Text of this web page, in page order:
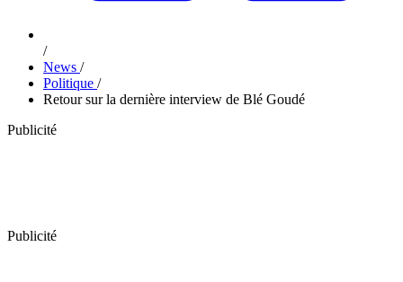
/
News /
Politique /
Retour sur la dernière interview de Blé Goudé
Publicité
Publicité